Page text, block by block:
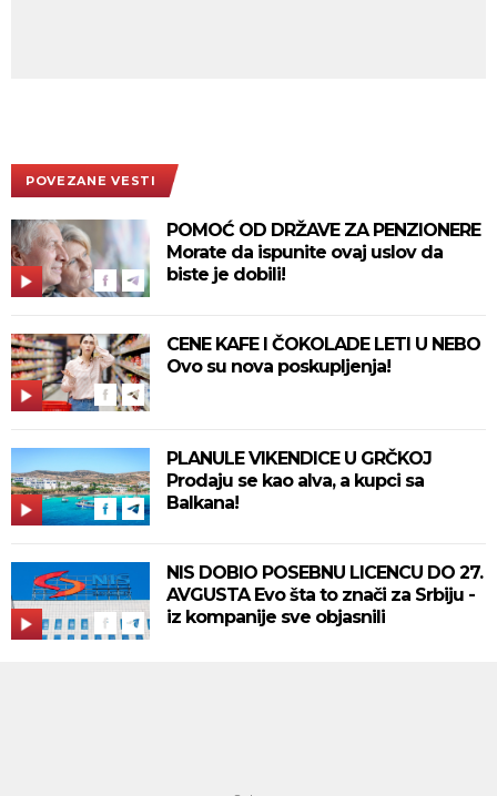
POVEZANE VESTI
POMOĆ OD DRŽAVE ZA PENZIONERE
Morate da ispunite ovaj uslov da
biste je dobili!
CENE KAFE I ČOKOLADE LETI U NEBO
Ovo su nova poskupljenja!
PLANULE VIKENDICE U GRČKOJ
Prodaju se kao alva, a kupci sa
Balkana!
NIS DOBIO POSEBNU LICENCU DO 27.
AVGUSTA Evo šta to znači za Srbiju -
iz kompanije sve objasnili